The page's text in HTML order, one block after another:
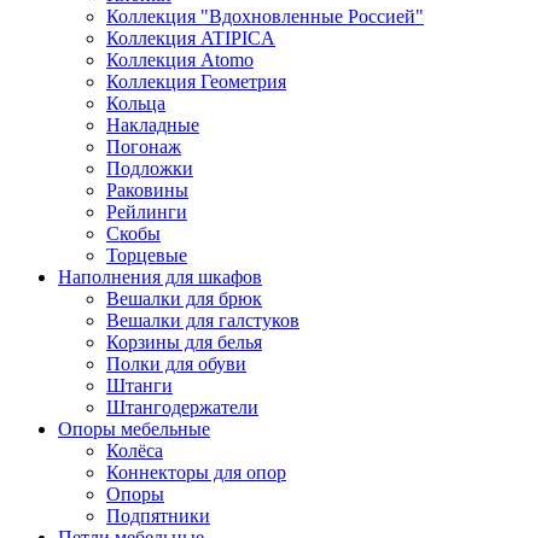
Коллекция "Вдохновленные Россией"
Коллекция ATIPICA
Коллекция Atomo
Коллекция Геометрия
Кольца
Накладные
Погонаж
Подложки
Раковины
Рейлинги
Скобы
Торцевые
Наполнения для шкафов
Вешалки для брюк
Вешалки для галстуков
Корзины для белья
Полки для обуви
Штанги
Штангодержатели
Опоры мебельные
Колёса
Коннекторы для опор
Опоры
Подпятники